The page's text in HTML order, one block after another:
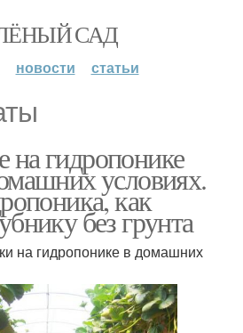
САД
новости статьи
гидропонике
условиях.
как
без грунта
на гидропонике в домашних